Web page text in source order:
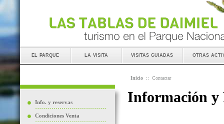
el parque la visita visitas guiadas otras
Info. y reservas
Condiciones Venta
Inicio :: Contactar
Información y